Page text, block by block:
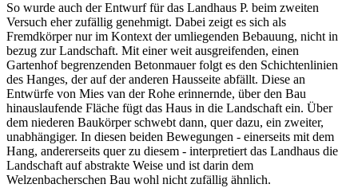
So wurde auch der Entwurf für das Landhaus P. beim zweiten
Versuch eher zufällig genehmigt. Dabei zeigt es sich als
Fremdkörper nur im Kontext der umliegenden Bebauung, nicht in
bezug zur Landschaft. Mit einer weit ausgreifenden, einen
Gartenhof begrenzenden Betonmauer folgt es den Schichtenlinien
des Hanges, der auf der anderen Hausseite abfällt. Diese an
Entwürfe von Mies van der Rohe erinnernde, über den Bau
hinauslaufende Fläche fügt das Haus in die Landschaft ein. Über
dem niederen Baukörper schwebt dann, quer dazu, ein zweiter,
unabhängiger. In diesen beiden Bewegungen - einerseits mit dem
Hang, andererseits quer zu diesem - interpretiert das Landhaus die
Landschaft auf abstrakte Weise und ist darin dem
Welzenbacherschen Bau wohl nicht zufällig ähnlich.